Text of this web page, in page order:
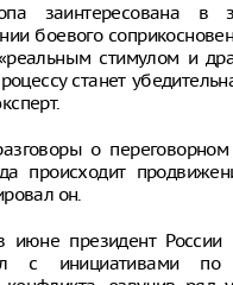
заинтересована в
боевого
стимулом и
станет
о
происходит
он.
июне президент России
с инициативами по